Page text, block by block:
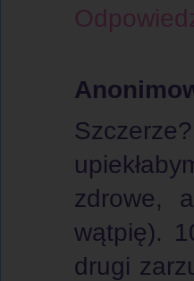
zdrowe,
wątpię).
drugi